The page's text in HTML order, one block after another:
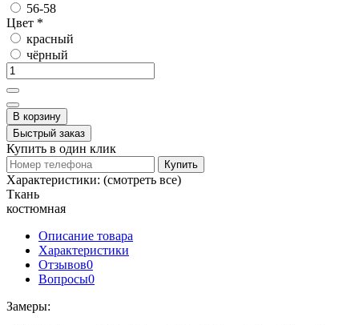
56-58
Цвет *
красный
чёрный
В корзину
Быстрый заказ
Купить в один клик
Купить
Характеристики: (смотреть все)
Ткань
костюмная
Описание товара
Характеристики
Отзывов0
Вопросы0
Замеры: